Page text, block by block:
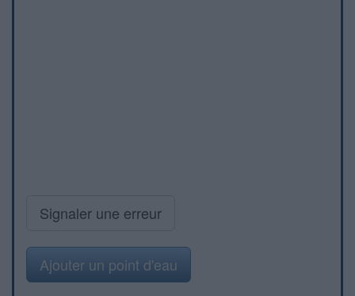
Signaler une erreur
Ajouter un point d'eau